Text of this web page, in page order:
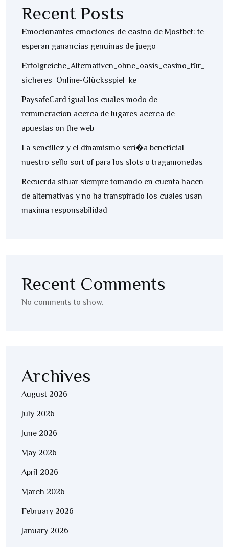
Recent Posts
Emocionantes emociones de casino de Mostbet: te
esperan ganancias genuinas de juego
Erfolgreiche_Alternativen_ohne_oasis_casino_für_
sicheres_Online-Glücksspiel_ke
PaysafeCard igual los cuales modo de
remuneracion acerca de lugares acerca de
apuestas on the web
La sencillez y el dinamismo seri�a beneficial
nuestro sello sort of para los slots o tragamonedas
Recuerda situar siempre tomando en cuenta hacen
de alternativas y no ha transpirado los cuales usan
maxima responsabilidad
Recent Comments
No comments to show.
Archives
August 2026
July 2026
June 2026
May 2026
April 2026
March 2026
February 2026
January 2026